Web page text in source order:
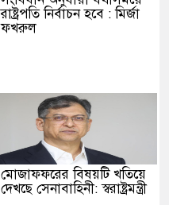
রাষ্ট্রপতি নির্বাচন হবে : মির্জা
ফখরুল
মোজাফফরের বিষয়টি খতিয়ে
দেখছে সেনাবাহিনী: স্বরাষ্ট্রমন্ত্রী